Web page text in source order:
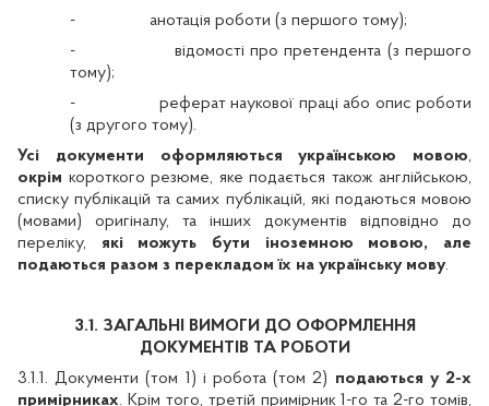
-
анотація роботи (з першого тому);
-
відомості про претендента (з першого
тому);
-
реферат наукової праці або опис роботи
(з другого тому).
Усі документи оформляються українською мовою,
окрім короткого резюме, яке подається також англійською,
списку публікацій та самих публікацій, які подаються мовою
(мовами) оригіналу, та інших документів відповідно до
переліку, які можуть бути іноземною мовою, але
подаються разом з перекладом їх на українську мову.
3.1. ЗАГАЛЬНІ ВИМОГИ ДО ОФОРМЛЕННЯ
ДОКУМЕНТІВ ТА РОБОТИ
3.1.1. Документи (том 1) і робота (том 2) подаються у 2-х
примірниках. Крім того, третій примірник 1-го та 2-го томів,